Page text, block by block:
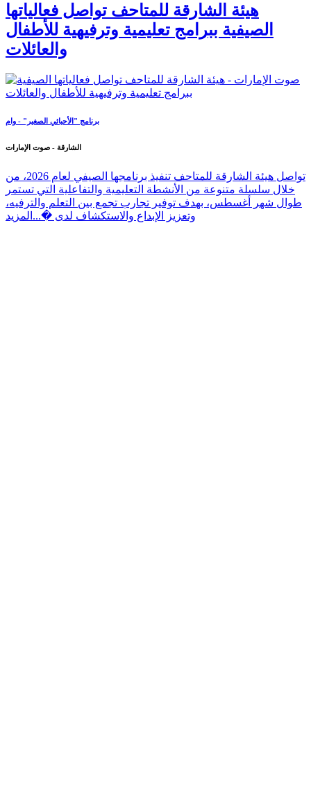
هيئة الشارقة للمتاحف تواصل فعالياتها
الصيفية ببرامج تعليمية وترفيهية للأطفال
والعائلات
برنامج "الأحيائي الصغير" - وام
الشارقة - صوت الإمارات
تواصل هيئة الشارقة للمتاحف تنفيذ برنامجها الصيفي لعام 2026، من
خلال سلسلة متنوعة من الأنشطة التعليمية والتفاعلية التي تستمر
طوال شهر أغسطس، بهدف توفير تجارب تجمع بين التعلم والترفيه،
وتعزيز الإبداع والاستكشاف لدى �... المزيد